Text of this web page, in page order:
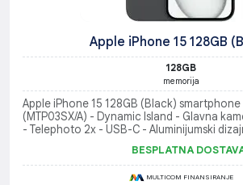
Apple iPhone 15 128GB
128GB
memorija
Apple iPhone 15 128GB (Black)
(MTP03SX/A) - Dynamic Island - Glavna
- Telephoto 2x - USB-C - Aluminijumski
BESPLATNA
MULTICOM FINANSIRANJE